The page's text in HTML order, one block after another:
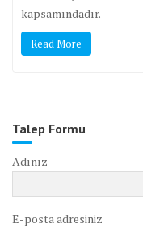
kapsamındadır.
Read More
Talep Formu
Adınız
E-posta adresiniz